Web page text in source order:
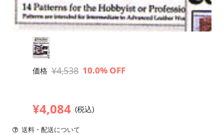
価格 ¥4,538 10.0% OFF
¥4,084 (税込)
送料・配送について